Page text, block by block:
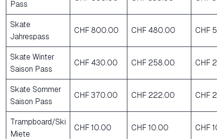
Pass
Skate
Jahrespass
CHF 800.00 CHF 480.00 CHF
Skate Winter
Saison Pass
CHF 430.00 CHF 258.00 CHF
Skate Sommer
Saison Pass
CHF 370.00 CHF 222.00 CHF
Trampboard/Ski
Miete
CHF 10.00 CHF 10.00 CHF